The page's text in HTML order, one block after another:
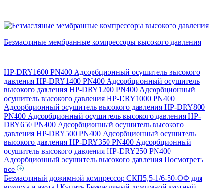
Безмасляные мембранные компрессоры высокого давления
HP-DRY1600 PN400 Адсорбционный осушитель высокого
давления HP-DRY1400 PN400 Адсорбционный осушитель
высокого давления HP-DRY1200 PN400 Адсорбционный
осушитель высокого давления HP-DRY1000 PN400
Адсорбционный осушитель высокого давления HP-DRY800
PN400 Адсорбционный осушитель высокого давления HP-
DRY650 PN400 Адсорбционный осушитель высокого
давления HP-DRY500 PN400 Адсорбционный осушитель
высокого давления HP-DRY350 PN400 Адсорбционный
осушитель высокого давления HP-DRY250 PN400
Адсорбционный осушитель высокого давления Посмотреть
все
Безмасляный дожимной компрессор СКП5,5-1/6-50-ОФ для